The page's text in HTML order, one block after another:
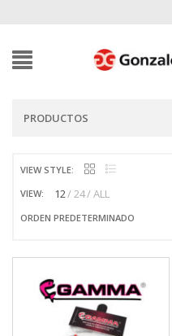
PRODUCTOS
VIEW STYLE:
VIEW:
12 24 ALL
ORDEN PREDETERMINADO